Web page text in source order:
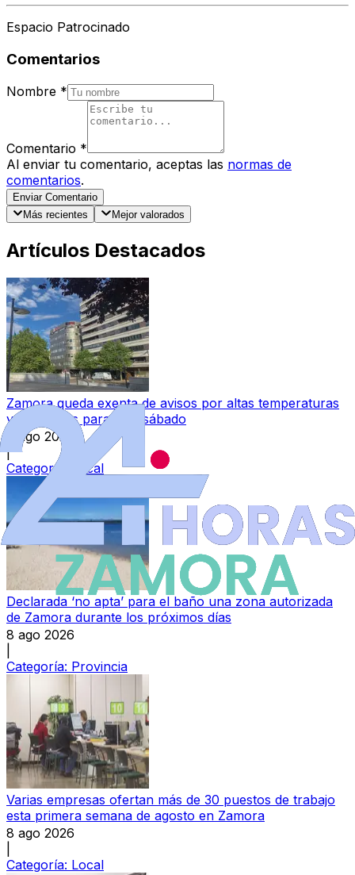
Espacio Patrocinado
Comentarios
Nombre *
Comentario *
Al enviar tu comentario, aceptas las normas de
comentarios.
Enviar Comentario
Más recientes
Mejor valorados
Artículos Destacados
Zamora queda exenta de avisos por altas temperaturas
y tormentas para este sábado
8 ago 2026
|
Categoría:
Local
Declarada ‘no apta’ para el baño una zona autorizada
de Zamora durante los próximos días
8 ago 2026
Categoría: Provincia
Varias empresas ofertan más de 30 puestos de trabajo
esta primera semana de agosto en Zamora
8 ago 2026
Categoría: Local